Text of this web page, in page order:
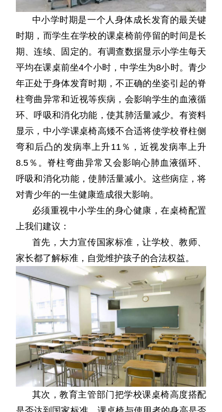
中小学时期是一个人身体成长发育的最关键
时期，而学生在学校的课桌椅前停留的时间是长
期、连续、固定的。有调查数据显示小学生每天
平均在课桌前坐4个小时，中学生为8小时。青少
年正处于身体发育时期，不正确的坐姿引起的脊
柱弯曲异常和近视等疾病，会影响学生的血液循
环、呼吸和消化功能，使其肺活量减少。有资料
显示，中小学课桌椅高矮不合适将使学校脊柱侧
弯和后凸的发病率上升11％，近视发病率上升
8.5％。脊柱弯曲异常又会影响心肺血液循环、
呼吸和消化功能，使肺活量减小。这些病症，将
对青少年的一生健康造成很大影响。
必须重视中小学生的身心健康，在桌椅配置
上我们建议：
首先，大力宣传国家标准，让学校、教师、
家长都了解标准，自觉维护孩子的合法权益。
其次，教育主管部门把学校课桌椅高度搭配